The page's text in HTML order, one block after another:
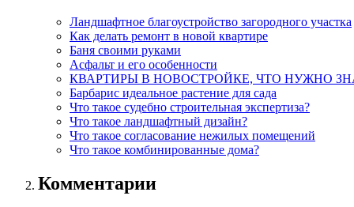
Ландшафтное благоустройство загородного участка
Как делать ремонт в новой квартире
Баня своими руками
Асфальт и его особенности
КВАРТИРЫ В НОВОСТРОЙКЕ, ЧТО НУЖНО
Барбарис идеальное растение для сада
Что такое судебно строительная экспертиза?
Что такое ландшафтный дизайн?
Что такое согласование нежилых помещений
Что такое комбинированные дома?
Комментарии